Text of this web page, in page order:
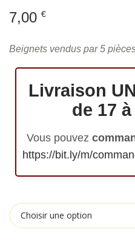
7,00 €
Beignets vendus par 5
Livraison
de 17
Vous pouvez
https://bit.ly/m/